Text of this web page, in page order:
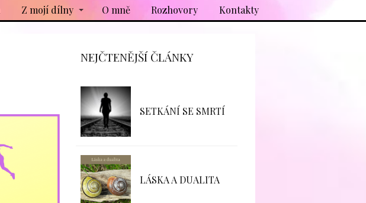
Z mojí dílny O mně Rozhovory Kontakty
NEJČTENĚJŠÍ ČLÁNKY
SETKÁNÍ SE SMRTÍ
LÁSKA A DUALITA